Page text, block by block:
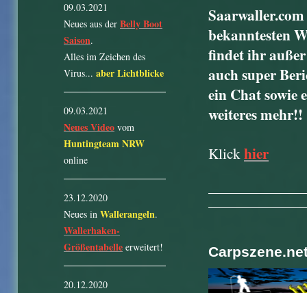
bekanntesten
findet ihr
auch super
ein Chat sowie
weiteres mehr!!
Klickhier
09.03.2021
Neues aus der Belly Boot
Saison.
Alles im Zeichen des
Virus... aber Lichtblicke
09.03.2021
Neues Video vom
Huntingteam NRW
online
23.12.2020
Neues in Wallerangeln.
Wallerhaken-
Größentabelle erweitert!
20.12.2020